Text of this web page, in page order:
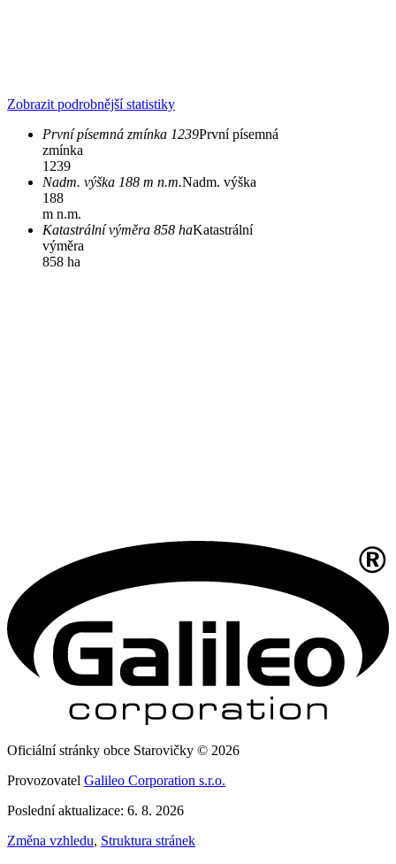
Zobrazit podrobnější statistiky
První písemná zmínka 1239První písemná
zmínka
1239
Nadm. výška 188 m n.m.Nadm. výška
188
m n.m.
Katastrální výměra 858 haKatastrální
výměra
858 ha
Oficiální stránky obce Starovičky © 2026
Provozovatel Galileo Corporation s.r.o.
Poslední aktualizace: 6. 8. 2026
Změna vzhledu, Struktura stránek